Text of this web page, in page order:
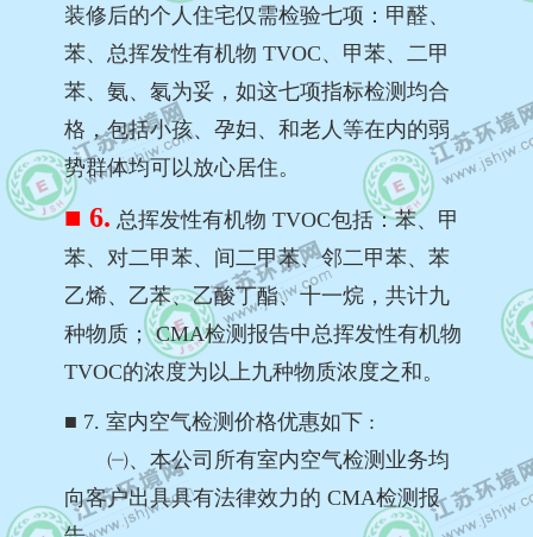
装修后的个人住宅仅需检验七项：甲醛、
苯、总挥发性有机物 TVOC、甲苯、二甲
苯、氨、氡为妥，如这七项指标检测均合
格，包括小孩、孕妇、和老人等在内的弱
势群体均可以放心居住。
■ 6. 总挥发性有机物 TVOC包括：苯、甲
苯、对二甲苯、间二甲苯、邻二甲苯、苯
乙烯、乙苯、乙酸丁酯、十一烷，共计九
种物质； CMA检测报告中总挥发性有机物
TVOC的浓度为以上九种物质浓度之和。
■ 7. 室内空气检测价格优惠如下 :
㈠、本公司所有室内空气检测业务均
向客户出具具有法律效力的 CMA检测报